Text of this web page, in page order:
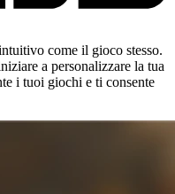
come il gioco stesso.
a personalizzare la tua
i tuoi giochi e ti consente